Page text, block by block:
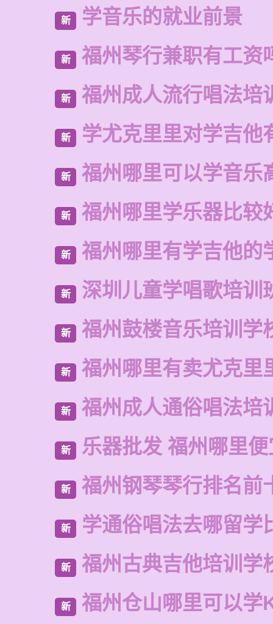
新 学音乐的就业前景
新 福州琴行兼职有工资
新 福州成人流行唱法培
新 学尤克里里对学吉他
新 福州哪里可以学音乐
新 福州哪里学乐器比较
新 福州哪里有学吉他的
新 深圳儿童学唱歌培训
新 福州鼓楼音乐培训学
新 福州哪里有卖尤克里
新 福州成人通俗唱法培
新 乐器批发 福州哪里
新 福州钢琴琴行排名前
新 学通俗唱法去哪留学
新 福州古典吉他培训学
新 福州仓山哪里可以学